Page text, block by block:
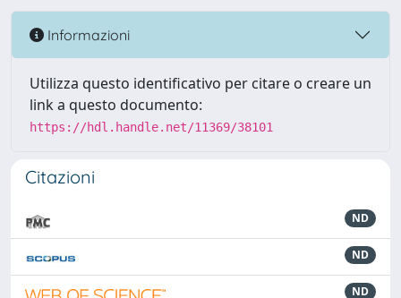
Informazioni
Utilizza questo identificativo per citare o creare un
link a questo documento:
https://hdl.handle.net/11369/38101
Citazioni
ND
ND
ND